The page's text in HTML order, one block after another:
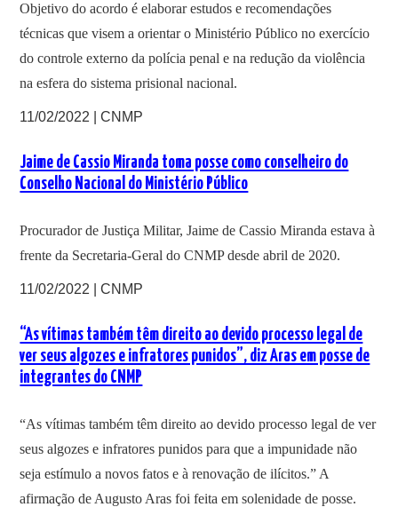
Objetivo do acordo é elaborar estudos e recomendações
técnicas que visem a orientar o Ministério Público no exercício
do controle externo da polícia penal e na redução da violência
na esfera do sistema prisional nacional.
11/02/2022 | CNMP
Jaime de Cassio Miranda toma posse como conselheiro do
Conselho Nacional do Ministério Público
Procurador de Justiça Militar, Jaime de Cassio Miranda estava à
frente da Secretaria-Geral do CNMP desde abril de 2020.
11/02/2022 | CNMP
“As vítimas também têm direito ao devido processo legal de
ver seus algozes e infratores punidos”, diz Aras em posse de
integrantes do CNMP
“As vítimas também têm direito ao devido processo legal de ver
seus algozes e infratores punidos para que a impunidade não
seja estímulo a novos fatos e à renovação de ilícitos.” A
afirmação de Augusto Aras foi feita em solenidade de posse.